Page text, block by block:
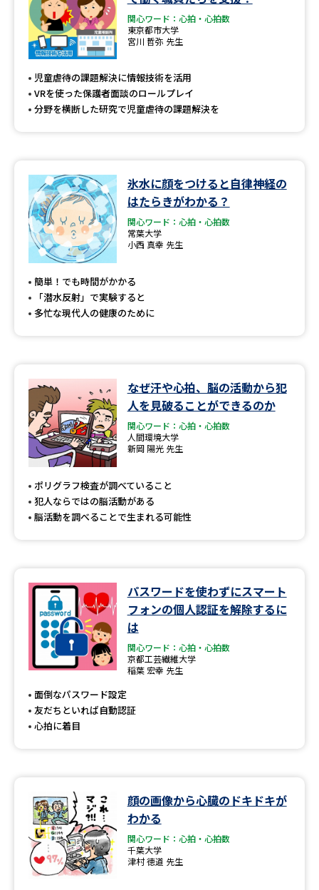
大学研究
大学で学べる内容や特徴を調べる
データサイエンス特集 奨学金・特待生制度特集
デジタルパンフレット 進路の３択
新学年スタート号特集ページ
（高3生用）
新学年スタート号特集ページ
SELFBRAND特集ページ
来場型・Web型イベント特集 夢ナビライブ
受験準備
志望校・出願校を調べる
先輩が入学を決めた理由 テレメール全国一斉進学調査
新生活お役立ちガイド
学問発見
学問のミニ講義「夢ナビ講義」 学問分野解説
学問の教科書 夢ナビライブ
ユーザーサポート
関心ワード：心拍・心拍数
東京都市大学
宮川 哲弥 先生
児童虐待の課題解決に情報技術を活用
VRを使った保護者面談のロールプレイ
分野を横断した研究で児童虐待の課題解決を
氷水に顔をつけると自律神経の
はたらきがわかる？
関心ワード：心拍・心拍数
常葉大学
小西 真幸 先生
簡単！でも時間がかかる
「潜水反射」で実験すると
多忙な現代人の健康のために
なぜ汗や心拍、脳の活動から犯
人を見破ることができるのか
関心ワード：心拍・心拍数
人間環境大学
新岡 陽光 先生
ポリグラフ検査が調べていること
犯人ならではの脳活動がある
脳活動を調べることで生まれる可能性
パスワードを使わずにスマート
フォンの個人認証を解除するに
は
関心ワード：心拍・心拍数
京都工芸繊維大学
稲葉 宏幸 先生
面倒なパスワード設定
友だちといれば自動認証
心拍に着目
顔の画像から心臓のドキドキが
わかる
関心ワード：心拍・心拍数
千葉大学
津村 徳道 先生